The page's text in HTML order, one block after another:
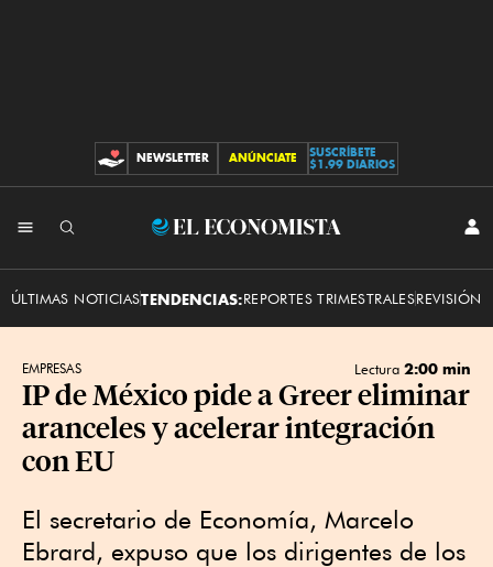
CONTRIBUCIONES
NEWSLETTER ANÚNCIATE
SUSCRÍBETE
$1.99 DIARIOS
El
ÚLTIMAS NOTICIASTENDENCIAS:REPORTES TRIMESTRALESREVISIÓN
EMPRESAS Lectura 2:00 min
IP de México pide a Greer eliminar
aranceles y acelerar integración
con EU
El secretario de Economía, Marcelo
Ebrard, expuso que los dirigentes de los